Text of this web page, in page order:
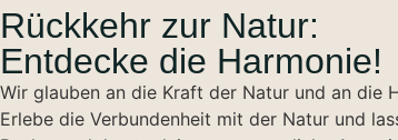
Rückkehr zur Natur:
Entdecke die Harmonie!
Wir glauben an die Kraft der Natur und an die
Erlebe die Verbundenheit mit der Natur und